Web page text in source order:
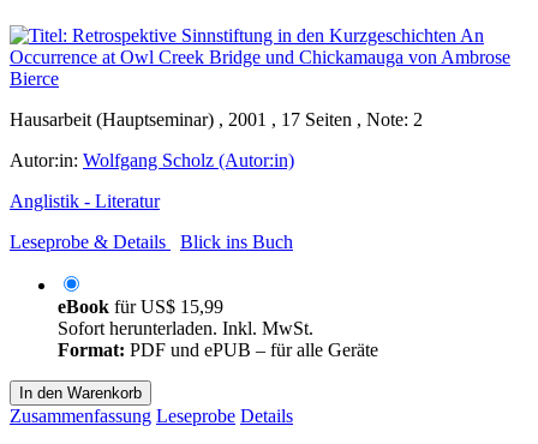
Hausarbeit (Hauptseminar) , 2001 , 17 Seiten , Note: 2
Autor:in: Wolfgang Scholz (Autor:in)
Anglistik - Literatur
Leseprobe & Details
Blick ins Buch
eBook fürUS$ 15,99
Sofort herunterladen. Inkl. MwSt.
Format: PDF und ePUB – für alle Geräte
In den Warenkorb
Zusammenfassung Leseprobe Details